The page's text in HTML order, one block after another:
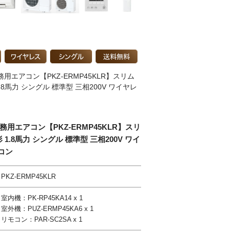
用エアコン【PKZ-ERMP45KLR】スリム
馬力 シングル 標準型 三相200V ワイヤレ
用エアコン【PKZ-ERMP45KLR】スリ
1.8馬力 シングル 標準型 三相200V ワイ
ン
PKZ-ERMP45KLR
室内機：PK-RP45KA14 x 1
室外機：PUZ-ERMP45KA6 x 1
リモコン：PAR-SC2SA x 1